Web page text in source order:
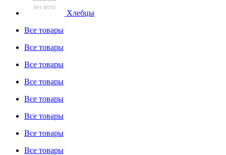
Хлебцы
Все товары
Все товары
Все товары
Все товары
Все товары
Все товары
Все товары
Все товары